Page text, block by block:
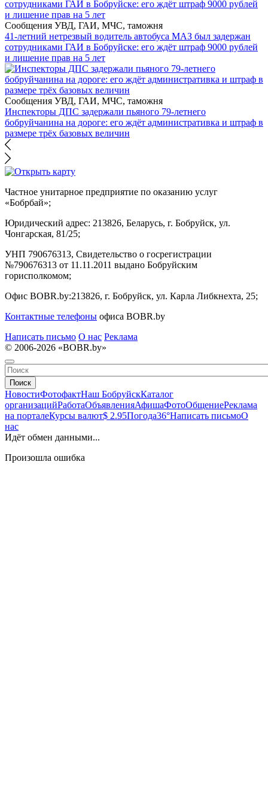
Сообщения УВД, ГАИ, МЧС, таможня
41-летний нетрезвый водитель автобуса МАЗ был задержан
сотрудниками ГАИ в Бобруйске: его ждёт штраф 9000 рублей
и лишение прав на 5 лет
Сообщения УВД, ГАИ, МЧС, таможня
Инспекторы ДПС задержали пьяного 79-летнего
бобруйчанина на дороге: его ждёт административка и штраф в
размере трёх базовых величин
Частное унитарное предприятие по оказанию услуг
«Бобрбай»;
Юридический адрес: 213826, Беларусь, г. Бобруйск, ул.
Чонгарская, 81/25;
УНП 790676313, Свидетельство о госрегистрации
№790676313 от 11.11.2011 выдано Бобруйским
горисполкомом;
Офис BOBR.by:213826, г. Бобруйск, ул. Карла Либкнехта, 25;
Контактные телефоны офиса BOBR.by
Написать письмо О нас Реклама
© 2006-2026 «BOBR.by»
Поиск
НовостиФотофактНаш БобруйскКаталог
организацийРаботаОбъявленияАфишаФотоОбщениеРеклама
на порталеКурсы валют$ 2.95Погода36°Написать письмоО
нас
Идёт обмен данными...
Произошла ошибка